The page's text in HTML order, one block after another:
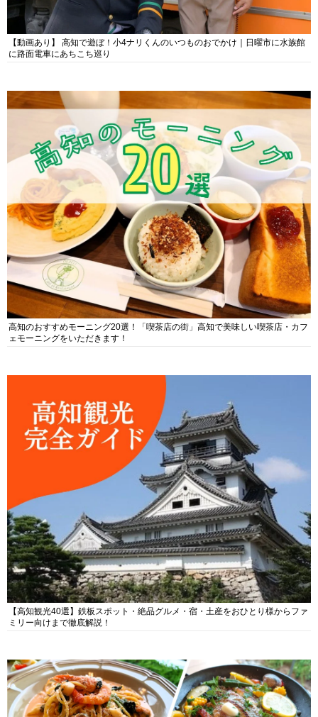
【動画あり】 高知で遊ぼ！小4ナリくんのいつものおでかけ｜日曜市に水族館
に路面電車にあちこち巡り
高知のおすすめモーニング20選！「喫茶店の街」高知で美味しい喫茶店・カフ
ェモーニングをいただきます！
【高知観光40選】鉄板スポット・絶品グルメ・宿・土産をおひとり様からファ
ミリー向けまで徹底解説！